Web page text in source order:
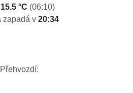
15.5 °C (06:10)
zapadá v 20:34